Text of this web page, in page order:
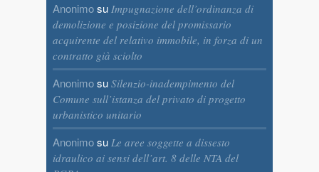
Anonimosu Impugnazione dell’ordinanza di
demolizione e posizione del promissario
acquirente del relativo immobile, in forza di un
contratto già sciolto
Anonimosu Silenzio-inadempimento del
Comune sull’istanza del privato di progetto
urbanistico unitario
Anonimosu Le aree soggette a dissesto
idraulico ai sensi dell’art. 8 delle NTA del